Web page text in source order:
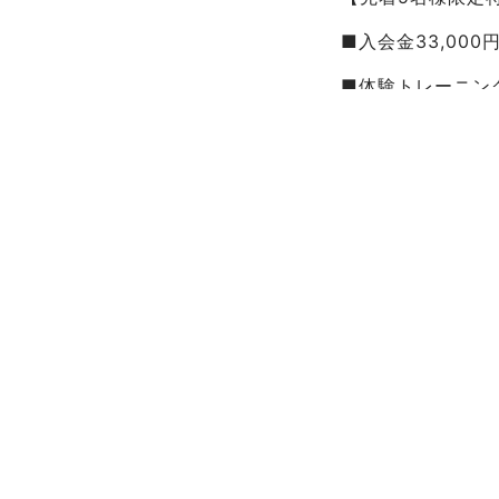
■入会金33,000
■体験トレーニ